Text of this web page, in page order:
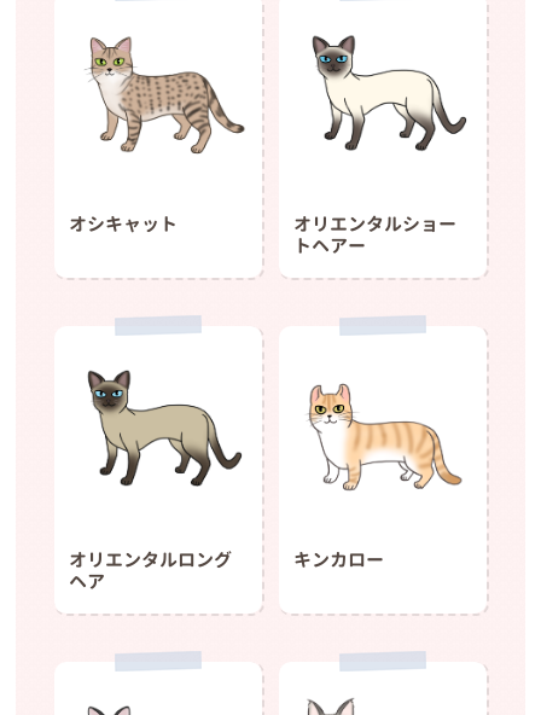
オシキャット
オリエンタルショー
トヘアー
オリエンタルロング
ヘア
キンカロー